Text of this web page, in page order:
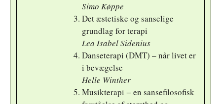
Simo Køppe
Det æstetiske og sanselige
grundlag for terapi
Lea Isabel Sidenius
Danseterapi (DMT) – når livet er
i bevægelse
Helle Winther
Musikterapi − en sansefilosofisk